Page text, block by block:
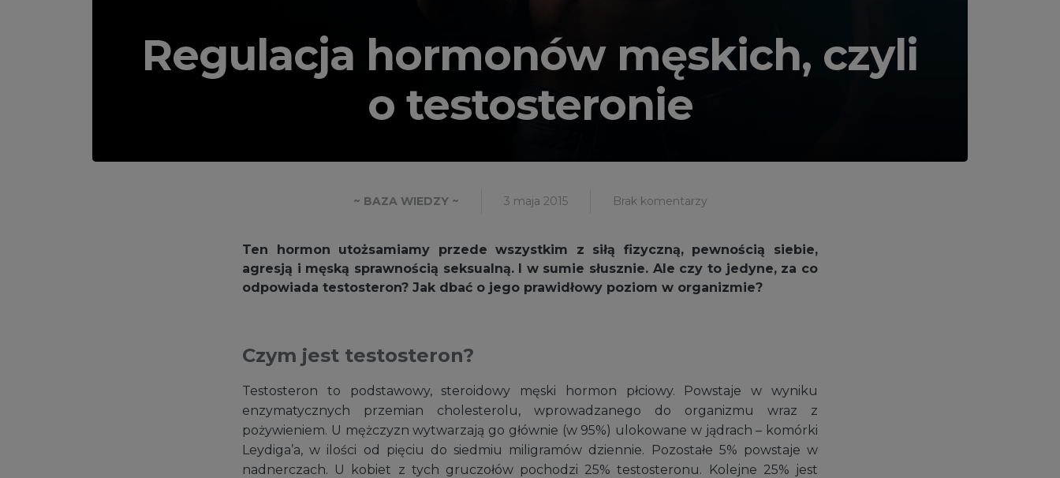
Regulacja hormonów męskich, czyli
o testosteronie
~ BAZA WIEDZY ~ 3 maja 2015 Brak komentarzy
Ten hormon utożsamiamy przede wszystkim z siłą fizyczną, pewnością siebie,
agresją i męską sprawnością seksualną. I w sumie słusznie. Ale czy to jedyne, za co
odpowiada testosteron? Jak dbać o jego prawidłowy poziom w organizmie?
Czym jest testosteron?
Testosteron to podstawowy, steroidowy męski hormon płciowy. Powstaje w wyniku
enzymatycznych przemian cholesterolu, wprowadzanego do organizmu wraz z
pożywieniem. U mężczyzn wytwarzają go głównie (w 95%) ulokowane w jądrach – komórki
Leydiga’a, w ilości od pięciu do siedmiu miligramów dziennie. Pozostałe 5% powstaje w
nadnerczach. U kobiet z tych gruczołów pochodzi 25% testosteronu. Kolejne 25% jest